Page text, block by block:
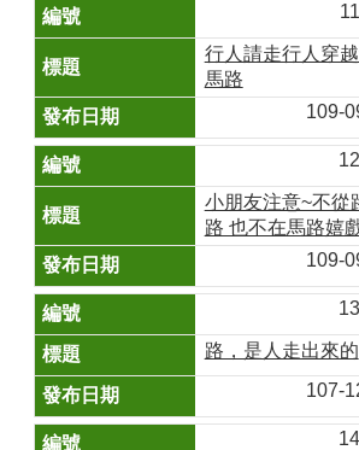
11
行人請走行人穿
馬路
109-
12
小朋友注意~不從
路 也不在馬路嬉
109-
13
路，是人走出來的
107-
14